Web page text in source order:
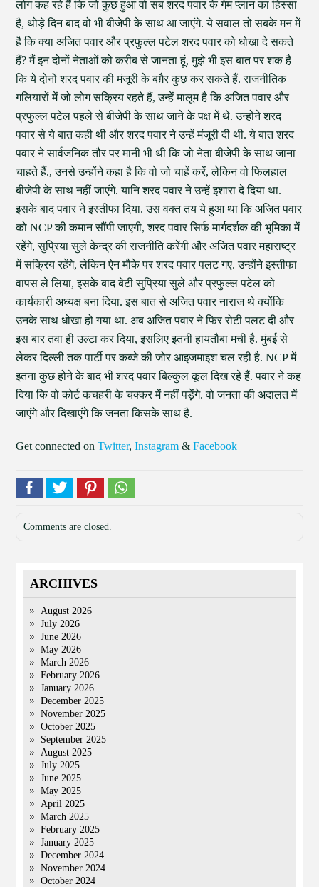
लोग कह रहे हैं कि जो कुछ हुआ वो सब शरद पवार के गेम प्लान का हिस्सा
है, थोड़े दिन बाद वो भी बीजेपी के साथ आ जाएंगे. ये सवाल तो सबके मन में
है कि क्या अजित पवार और प्रफुल्ल पटेल शरद पवार को धोखा दे सकते
हैं? मैं इन दोनों नेताओं को करीब से जानता हूं, मुझे भी इस बात पर शक है
कि ये दोनों शरद पवार की मंजूरी के बग़ैर कुछ कर सकते हैं. राजनीतिक
गलियारों में जो लोग सक्रिय रहते हैं, उन्हें मालूम है कि अजित पवार और
प्रफुल्ल पटेल पहले से बीजेपी के साथ जाने के पक्ष में थे. उन्होंने शरद
पवार से ये बात कही थी और शरद पवार ने उन्हें मंजूरी दी थी. ये बात शरद
पवार ने सार्वजनिक तौर पर मानी भी थी कि जो नेता बीजेपी के साथ जाना
चाहते हैं., उनसे उन्होंने कहा है कि वो जो चाहें करें, लेकिन वो फिलहाल
बीजेपी के साथ नहीं जाएंगे. यानि शरद पवार ने उन्हें इशारा दे दिया था.
इसके बाद पवार ने इस्तीफा दिया. उस वक्त तय ये हुआ था कि अजित पवार
को NCP की कमान सौंपी जाएगी, शरद पवार सिर्फ मार्गदर्शक की भूमिका में
रहेंगे, सुप्रिया सुले केन्द्र की राजनीति करेंगी और अजित पवार महाराष्ट्र
में सक्रिय रहेंगे, लेकिन ऐन मौके पर शरद पवार पलट गए. उन्होंने इस्तीफा
वापस ले लिया, इसके बाद बेटी सुप्रिया सुले और प्रफुल्ल पटेल को
कार्यकारी अध्यक्ष बना दिया. इस बात से अजित पवार नाराज थे क्योंकि
उनके साथ धोखा हो गया था. अब अजित पवार ने फिर रोटी पलट दी और
इस बार तवा ही उल्टा कर दिया, इसलिए इतनी हायतौबा मची है. मुंबई से
लेकर दिल्ली तक पार्टी पर कब्जे की जोर आइजमाइश चल रही है. NCP में
इतना कुछ होने के बाद भी शरद पवार बिल्कुल कूल दिख रहे हैं. पवार ने कह
दिया कि वो कोर्ट कचहरी के चक्कर में नहीं पड़ेंगे. वो जनता की अदालत में
जाएंगे और दिखाएंगे कि जनता किसके साथ है.
Get connected onTwitter,Instagram &Facebook
Comments are closed.
ARCHIVES
August 2026
July 2026
June 2026
May 2026
March 2026
February 2026
January 2026
December 2025
November 2025
October 2025
September 2025
August 2025
July 2025
June 2025
May 2025
April 2025
March 2025
February 2025
January 2025
December 2024
November 2024
October 2024